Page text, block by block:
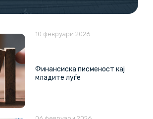
Финансиска писменост кај
младите луѓе
10 февруари 2026